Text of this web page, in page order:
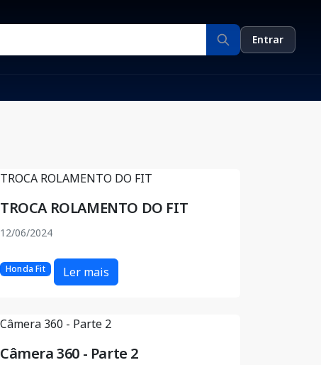
Entrar
TROCA ROLAMENTO DO FIT
12/06/2024
Honda Fit Ler mais
Câmera 360 - Parte 2